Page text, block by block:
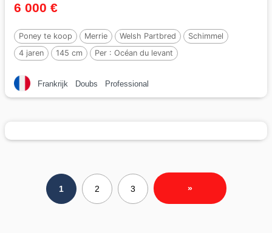
6 000 €
Poney te koop Merrie Welsh Partbred
Schimmel
4 jaren
145 cm Per : Océan du levant
Frankrijk Doubs Professional
1 2 3 »